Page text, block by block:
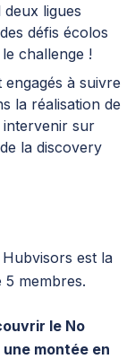
ligues
défis écolos
challenge !
à suivre
la réalisation de
intervenir sur
la discovery
est la
5 membres.
le No
montée en